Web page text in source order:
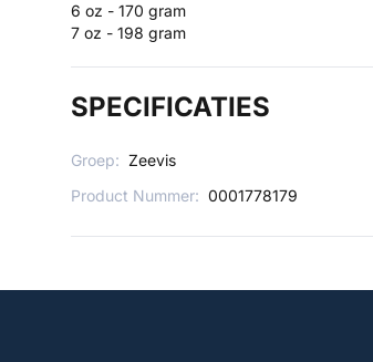
6 oz - 170 gram
7 oz - 198 gram
SPECIFICATIES
Groep: Zeevis
Product Nummer: 0001778179